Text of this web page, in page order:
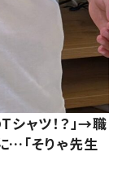
ャツ！？」→職
…「そりゃ先生